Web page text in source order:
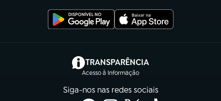
TRANSPARÊNCIA
Acesso à Informação
(abre em nova aba)
Siga-nos nas redes sociais